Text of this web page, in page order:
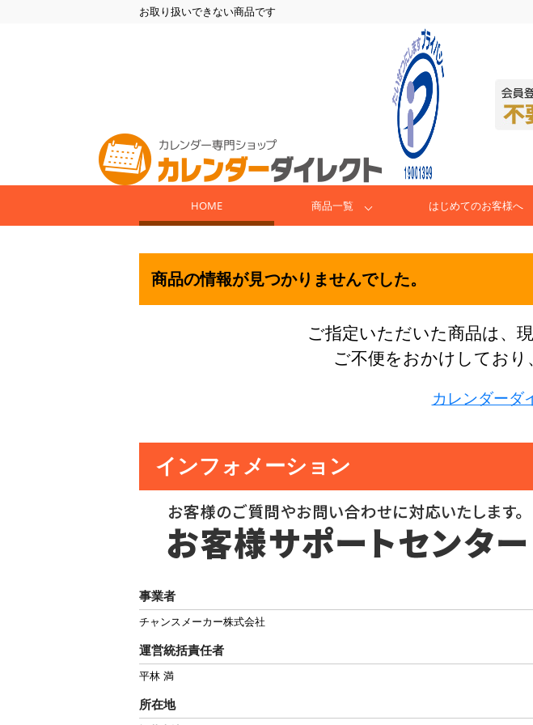
お取り扱いできない商品です
HOME 商品一覧 はじめてのお客様へ
商品の情報が見つかりませんでした。
ご指定いただいた商品は、
ご不便をおかけしており
カレンダーダ
インフォメーション
事業者
チャンスメーカー株式会社
運営統括責任者
平林 満
所在地